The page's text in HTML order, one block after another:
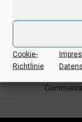
Cookie-
Richtlinie